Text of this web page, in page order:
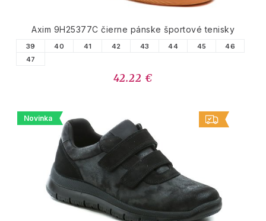
Axim 9H25377C čierne pánske športové tenisky
39 40 41 42 43 44 45
46
47
42.22 €
Novinka